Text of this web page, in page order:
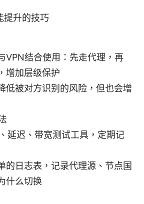
提升的技巧
VPN结合使用：先走代理，再
增加层级保护
低被对方识别的风险，但也会增
延迟、带宽测试工具，定期记
的日志表，记录代理源、节点国
什么切换